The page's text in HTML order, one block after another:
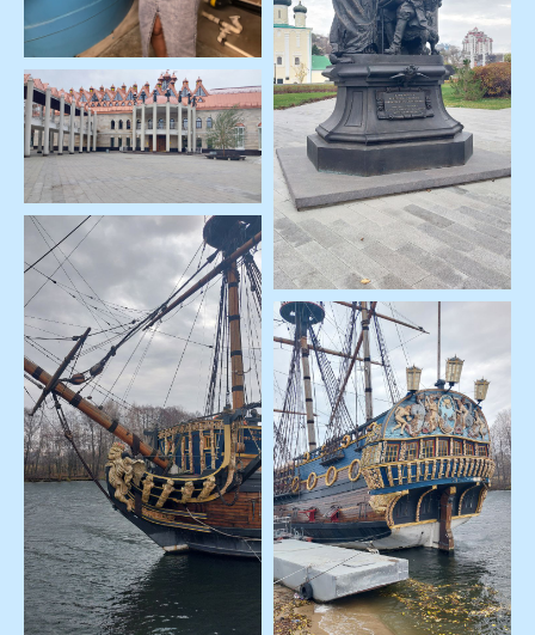
ИНН 9406016022
ОГРН 1259400002344
Пользовательское соглашение
Политика конфиденциальности
© Виантур 2010 - 2026. Все права защищены
Юридическая информация:
ООО «Туристическая компания "ВИАНТУР"»
Полезная информация
О нас
Отзывы
отдых
Проверить в реестре
Первый официальный туроператор в ЛНР